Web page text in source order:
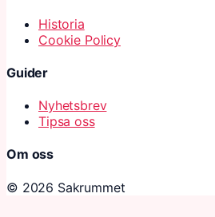
Historia
Cookie Policy
Guider
Nyhetsbrev
Tipsa oss
Om oss
© 2026 Sakrummet